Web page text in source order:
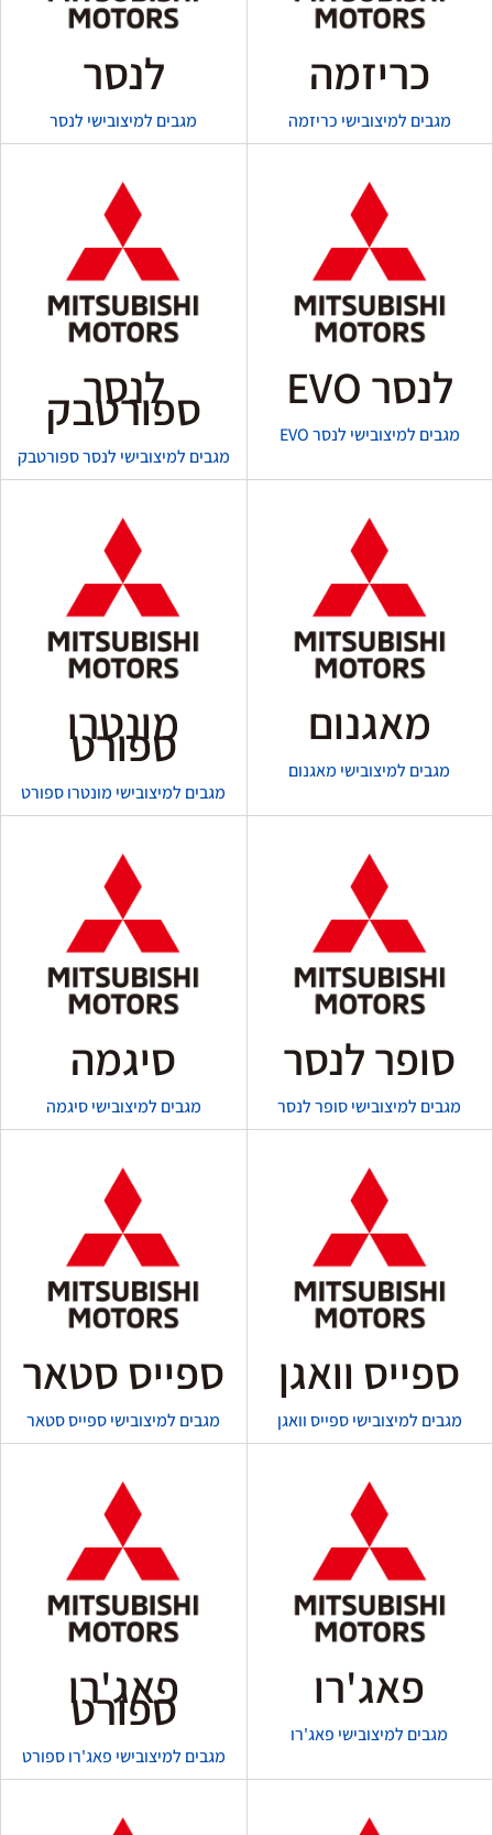
כריזמה
מגבים למיצובישי כריזמה
לנסר
מגבים למיצובישי לנסר
לנסר EVO
מגבים למיצובישי לנסר EVO
לנסר
ספורטבק
מגבים למיצובישי לנסר ספורטבק
מאגנום
מגבים למיצובישי מאגנום
מונטרו
ספורט
מגבים למיצובישי מונטרו ספורט
סופר לנסר
מגבים למיצובישי סופר לנסר
סיגמה
מגבים למיצובישי סיגמה
ספייס וואגן
מגבים למיצובישי ספייס וואגן
ספייס סטאר
מגבים למיצובישי ספייס סטאר
פאג'רו
מגבים למיצובישי פאג'רו
פאג'רו
ספורט
מגבים למיצובישי פאג'רו ספורט